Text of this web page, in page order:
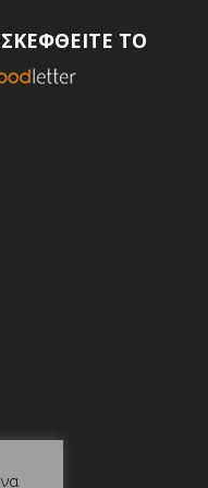
ΤΟ